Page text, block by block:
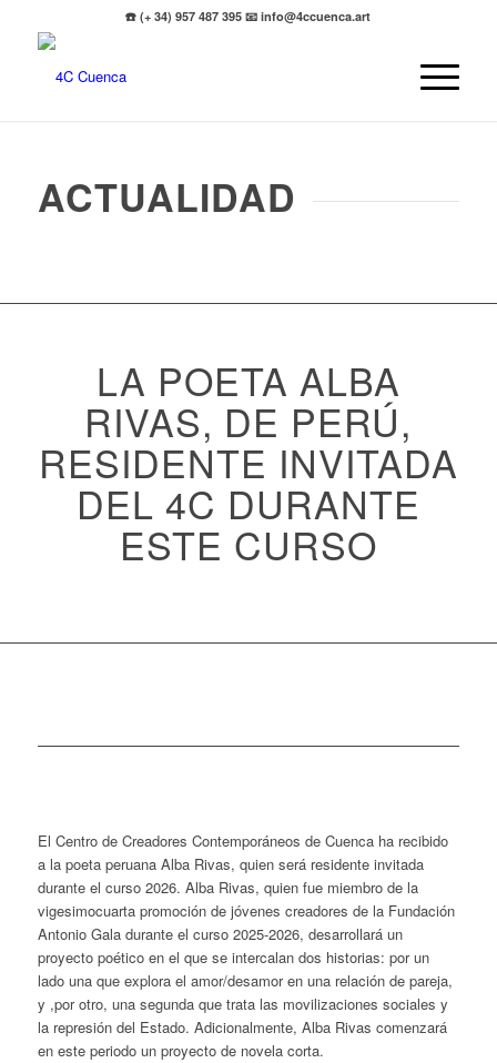
☎️ (+ 34) 957 487 395 📧 info@4ccuenca.art
ACTUALIDAD
LA POETA ALBA
RIVAS, DE PERÚ,
RESIDENTE INVITADA
DEL 4C DURANTE
ESTE CURSO
El Centro de Creadores Contemporáneos de Cuenca ha recibido
a la poeta peruana Alba Rivas, quien será residente invitada
durante el curso 2026. Alba Rivas, quien fue miembro de la
vigesimocuarta promoción de jóvenes creadores de la Fundación
Antonio Gala durante el curso 2025-2026, desarrollará un
proyecto poético en el que se intercalan dos historias: por un
lado una que explora el amor/desamor en una relación de pareja,
y ,por otro, una segunda que trata las movilizaciones sociales y
la represión del Estado. Adicionalmente, Alba Rivas comenzará
en este periodo un proyecto de novela corta.